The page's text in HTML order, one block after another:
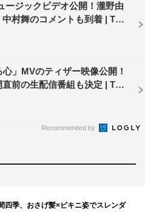
髙田弘隆からのコメント全
語るくらいなら」MUSIC
ージックビデオ公開！瀧野由
村舞のコメントも到着 | TV
」MVのティザー映像公開！
前の生配信番組も決定 | TV
Recommended by
四季、おさげ髪×ビキニ姿でスレンダ